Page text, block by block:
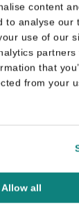
content
to analyse our
use of our
partners
that
from your
Allow all